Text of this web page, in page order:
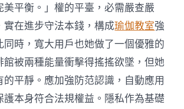
美平衡。」權的平臺，必需嚴查嚴
實在進步守法本錢，構成瑜伽教室強
同時，寬大用戶也她做了一個優雅的
館被兩種能量衝擊得搖搖欲墜，但她
的平靜。應加強防范認識，自動應用
護本身符合法規權益。隱私作為基礎